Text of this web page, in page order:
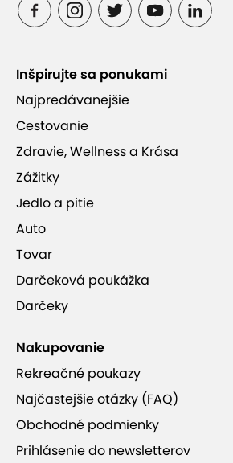
Fly Tatras
Panoráma
krásneho mesta
Inšpirujte sa ponukami
Najpredávanejšie
Cestovanie
Zdravie, Wellness a Krása
Zážitky
Jedlo a pitie
Auto
Tovar
Darčeková poukážka
Darčeky
Nakupovanie
Rekreačné poukazy
Najčastejšie otázky (FAQ)
Obchodné podmienky
Prihlásenie do newsletterov